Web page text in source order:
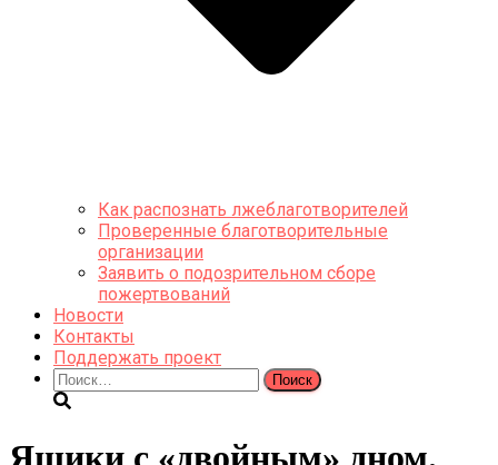
Как распознать лжеблаготворителей
Проверенные благотворительные
организации
Заявить о подозрительном сборе
пожертвований
Новости
Контакты
Поддержать проект
Найти: